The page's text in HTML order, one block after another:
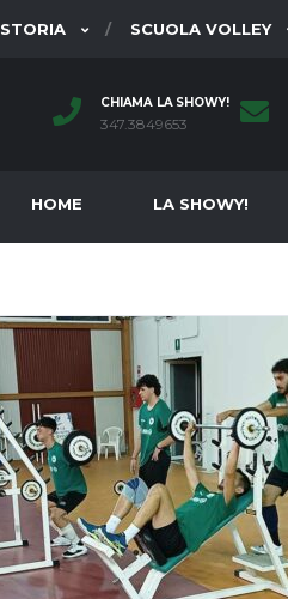
STORIA SCUOLA VOLLEY
CHIAMA LA SHOWY!
347.3849653
HOME LA SHOWY!